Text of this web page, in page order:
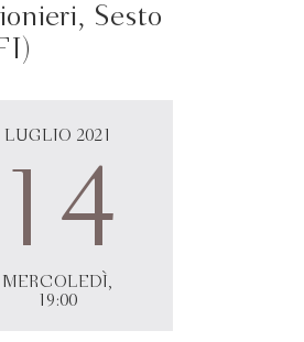
Sesto
LUGLIO 2021
14
MERCOLEDÌ,
19:00